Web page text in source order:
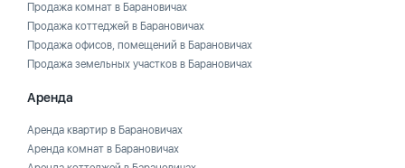
Продажа комнат в Барановичах
Продажа коттеджей в Барановичах
Продажа офисов, помещений в Барановичах
Продажа земельных участков в Барановичах
Аренда
Аренда квартир в Барановичах
Аренда комнат в Барановичах